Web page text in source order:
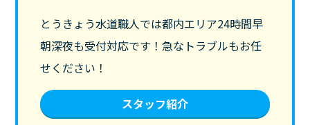
とうきょう水道職人では都内エリア24時間早
朝深夜も受付対応です！急なトラブルもお任
せください！
スタッフ紹介